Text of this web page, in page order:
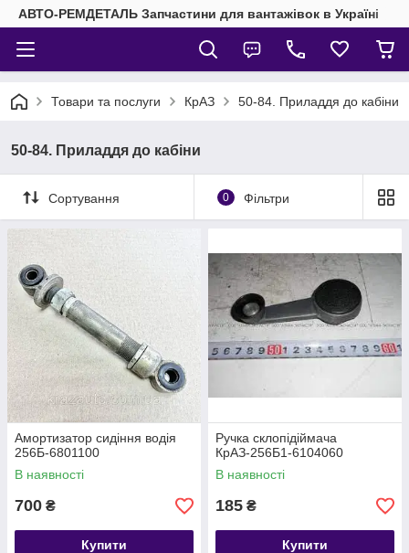
АВТО-РЕМДЕТАЛЬ Запчастини для вантажівок в Україні
Товари та послуги КрАЗ 50-84. Приладдя до кабіни
50-84. Приладдя до кабіни
Сортування 0 Фільтри
Амортизатор сидіння водія
256Б-6801100
В наявності
700 ₴
Купити
Ручка склопідіймача
КрАЗ-256Б1-6104060
В наявності
185 ₴
Купити